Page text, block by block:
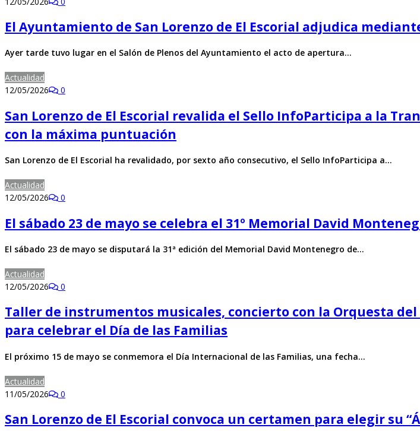
El Ayuntamiento de San Lorenzo de El Escorial adjudica
Ayer tarde tuvo lugar en el Salón de Plenos del Ayuntamiento el acto de apertura…
Actualidad
12/05/2026
0
San Lorenzo de El Escorial revalida el Sello InfoParticipa a la
con la máxima puntuación
San Lorenzo de El Escorial ha revalidado, por sexto año consecutivo, el Sello InfoParticipa a…
Actualidad
12/05/2026
0
El sábado 23 de mayo se celebra el 31º Memorial David
El sábado 23 de mayo se disputará la 31ª edición del Memorial David Montenegro de…
Actualidad
12/05/2026
0
Taller de instrumentos musicales, concierto con la Orquesta
para celebrar el Día de las Familias
El próximo 15 de mayo se conmemora el Día Internacional de las Familias, una fecha…
Actualidad
11/05/2026
0
San Lorenzo de El Escorial convoca un certamen para elegir su